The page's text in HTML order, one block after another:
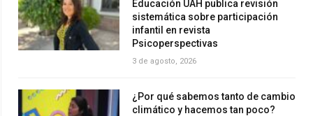
Educación UAH publica revisión
sistemática sobre participación
infantil en revista
Psicoperspectivas
3 de agosto, 2026
¿Por qué sabemos tanto de cambio
climático y hacemos tan poco?